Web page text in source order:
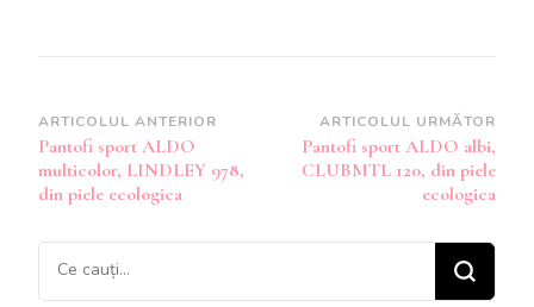
Navigare
în
articole
ARTICOLUL ANTERIOR
Pantofi sport ALDO
multicolor, LINDLEY 978,
din piele ecologica
ARTICOLUL URMĂTOR
Pantofi sport ALDO albi,
CLUBMTL 120, din piele
ecologica
Cauți
ceva?